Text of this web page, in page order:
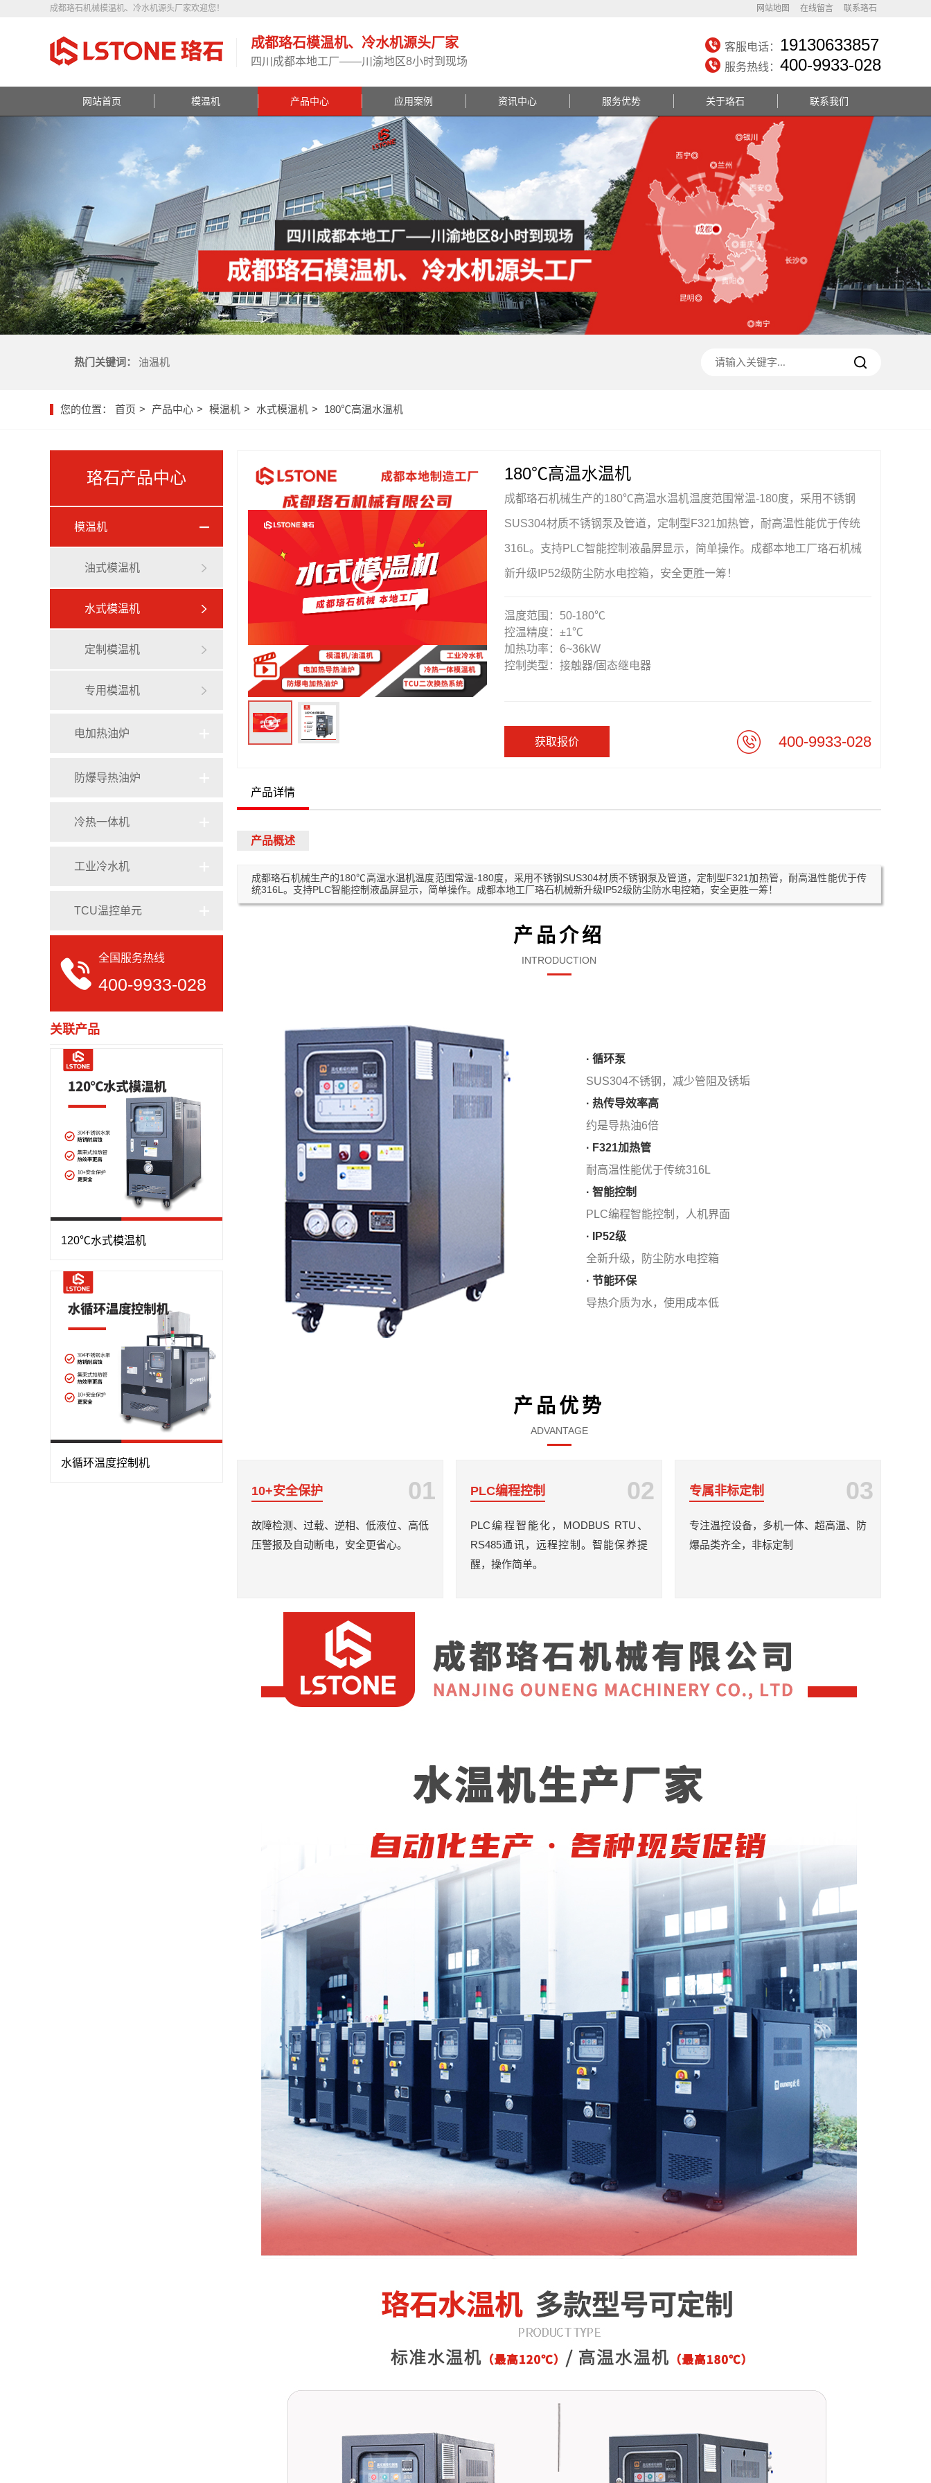
网站地图 在线留言 联系珞石
成都珞石机械模温机、冷水机源头厂家欢迎您！
客服电话： 19130633857
服务热线： 400-9933-028
成都珞石模温机、冷水机源头厂家
四川成都本地工厂——川渝地区8小时到现场
网站首页 模温机 产品中心 应用案例 资讯中心 服务优势 关于珞石 联系我们
热门关键词： 油温机
您的位置： 首页 产品中心 模温机 水式模温机 180℃高温水温机
珞石产品中心
模温机
油式模温机
水式模温机
定制模温机
专用模温机
电加热油炉
电加热导热油炉
导热油电加热器
防爆导热油炉
冷热一体机
工业冷水机
TCU温控单元
全国服务热线
400-9933-028
关联产品
120℃水式模温机
水循环温度控制机
180℃高温水温机
成都珞石机械生产的180℃高温水温机温度范围常温-180度，采用不锈钢
SUS304材质不锈钢泵及管道，定制型F321加热管，耐高温性能优于传统
316L。支持PLC智能控制液晶屏显示，简单操作。成都本地工厂珞石机械
新升级IP52级防尘防水电控箱，安全更胜一筹！
温度范围：50-180℃
控温精度：±1℃
加热功率：6~36kW
控制类型：接触器/固态继电器
获取报价 400-9933-028
产品详情
产品概述
成都珞石机械生产的180℃高温水温机温度范围常温-180度，采用不锈钢SUS304材质不锈钢泵及管道，定制型F321加热管，耐高温性能优于传
统316L。支持PLC智能控制液晶屏显示，简单操作。成都本地工厂珞石机械新升级IP52级防尘防水电控箱，安全更胜一筹！
产品介绍
INTRODUCTION
· 循环泵
SUS304不锈钢，减少管阻及锈垢
· 热传导效率高
约是导热油6倍
· F321加热管
耐高温性能优于传统316L
· 智能控制
PLC编程智能控制，人机界面
· IP52级
全新升级，防尘防水电控箱
· 节能环保
导热介质为水，使用成本低
产品优势
ADVANTAGE
10+安全保护 01
故障检测、过载、逆相、低液位、高低
压警报及自动断电，安全更省心。
PLC编程控制 02
PLC编程智能化，MODBUS RTU、
RS485通讯，远程控制。智能保养提
醒，操作简单。
专属非标定制 03
专注温控设备，多机一体、超高温、防
爆品类齐全，非标定制